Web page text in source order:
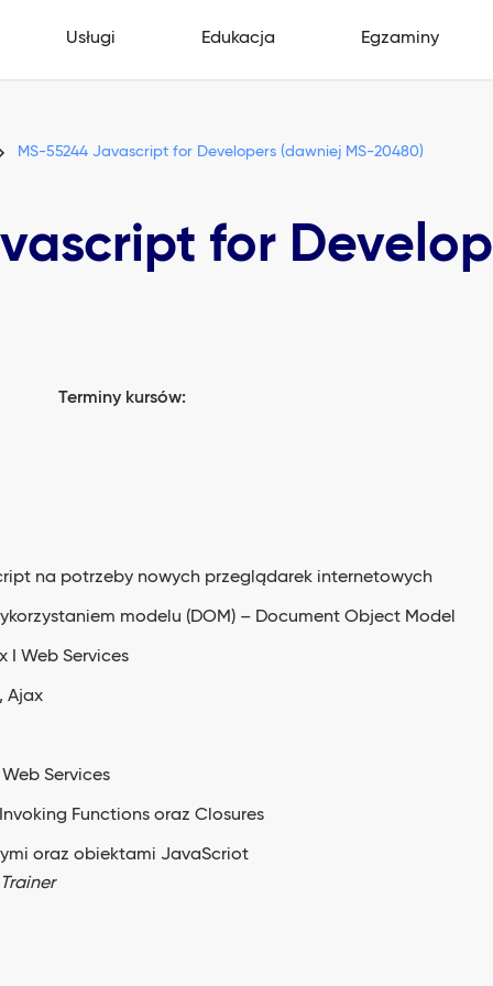
Usługi Edukacja Egzaminy
MS-55244 Javascript for Developers (dawniej MS-20480)
for
Terminy kursów:
na potrzeby nowych przeglądarek internetowych
modelu (DOM) – Document Object Model
I Web Services
Ajax
Services
Functions oraz Closures
oraz obiektami JavaScriot